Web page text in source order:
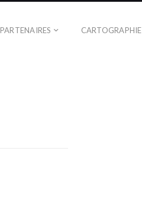
PARTENAIRES CARTOGRAPHIE